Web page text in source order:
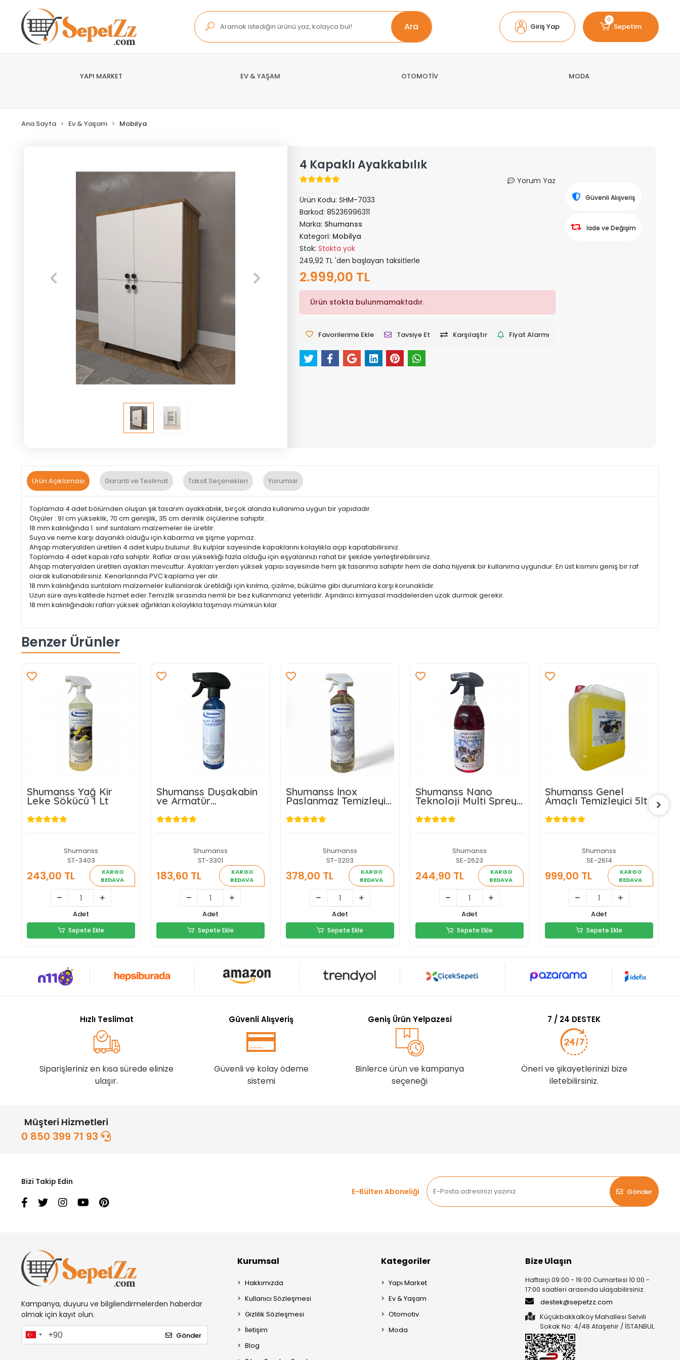
Ara Giriş Yap
0
Sepetim
YAPI MARKET EV & YAŞAM OTOMOTİV MODA
Ana Sayfa Ev & Yaşam Mobilya
4 Kapaklı Ayakkabılık
Yorum Yaz
Ürün Kodu: SHM-7033
Barkod: 85236996311
Marka: Shumanss
Kategori: Mobilya
Stok: Stokta yok
249,92 TL 'den başlayan taksitlerle
2.999,00 TL
Ürün stokta bulunmamaktadır.
Favorilerime Ekle Tavsiye Et Karşılaştır Fiyat Alarmı
Güvenli Alışveriş
İade ve Değişim
Ürün Açıklaması Garanti ve Teslimat Taksit Seçenekleri Yorumlar
Toplamda 4 adet bölümden oluşan şık tasarım ayakkabılık, birçok alanda kullanıma uygun bir yapıdadır.
Ölçüler : 91 cm yükseklik, 70 cm genişlik, 35 cm derinlik ölçülerine sahiptir.
18 mm kalınlığında 1. sınıf suntalam malzemeler ile üretilir.
Suya ve neme karşı dayanıklı olduğu için kabarma ve şişme yapmaz.
Ahşap materyalden üretilen 4 adet kulpu bulunur. Bu kulplar sayesinde kapaklarını kolaylıkla açıp kapatabilirsiniz.
Toplamda 4 adet kapalı rafa sahiptir. Raflar arası yüksekliği fazla olduğu için eşyalarınızı rahat bir şekilde yerleştirebilirsiniz.
Ahşap materyalden üretilen ayakları mevcuttur. Ayakları yerden yüksek yapısı sayesinde hem şık tasarıma sahiptir hem de daha hijyenik bir kullanıma uygundur. En üst kısmını geniş bir raf
olarak kullanabilirsiniz. Kenarlarında PVC kaplama yer alır.
18 mm kalınlığında suntalam malzemeler kullanılarak üretildiği için kırılma, çizilme, bükülme gibi durumlara karşı korunaklıdır.
Uzun süre aynı kalitede hizmet eder.Temizlik sırasında nemli bir bez kullanmanız yeterlidir. Aşındırıcı kimyasal maddelerden uzak durmak gerekir.
18 mm kalınlığındaki rafları yüksek ağırlıkları kolaylıkla taşımayı mümkün kılar.
Benzer Ürünler
Shumanss Yağ Kir
Leke Sökücü 1 Lt
Shumanss
ST-3403
243,00 TL
KARGO
BEDAVA
243,00 TL
Sepete Ekle
Adet
Sepete Ekle
Shumanss Duşakabin
ve Armatür
Shumanss
ST-3301
183,60 TL
KARGO
BEDAVA
183,60 TL
Sepete Ekle
Adet
Sepete Ekle
Shumanss İnox
Paslanmaz Temizleyici
Shumanss
ST-3203
378,00 TL
KARGO
BEDAVA
378,00 TL
Sepete Ekle
Adet
Sepete Ekle
Shumanss Nano
Teknoloji Multi Sprey
Temizleyici 1 Lt
Shumanss
SE-2623
244,90 TL
KARGO
BEDAVA
244,90 TL
Sepete Ekle
Adet
Sepete Ekle
Shumanss Genel
Amaçlı Temizleyici 5lt
Shumanss
SE-2614
999,00 TL
KARGO
BEDAVA
999,00 TL
Sepete Ekle
Adet
Sepete Ekle
Hızlı Teslimat
Siparişleriniz en kısa sürede elinize
ulaşır.
Güvenli Alışveriş
Güvenli ve kolay ödeme
sistemi
Geniş Ürün Yelpazesi
Binlerce ürün ve kampanya
seçeneği
7 / 24 DESTEK
Öneri ve şikayetlerinizi bize
iletebilirsiniz.
Müşteri Hizmetleri
0 850 399 71 93
Bizi Takip Edin
E-Bülten Aboneliği
Gönder
Kampanya, duyuru ve bilgilendirmelerden haberdar
olmak için kayıt olun.
Gönder
Kurumsal
Hakkımızda
Kullanıcı Sözleşmesi
Gizlilik Sözleşmesi
İletişim
Blog
Kategoriler
Yapı Market
Ev & Yaşam
Otomotiv
Moda
Bize Ulaşın
Haftaiçi 09:00 - 19:00 Cumartesi 10:00 -
17:00 saatleri arasında ulaşabilirsiniz.
destek@sepetzz.com
Küçükbakkalköy Mahallesi Selvili
Sokak No: 4/48 Ataşehir / İSTANBUL